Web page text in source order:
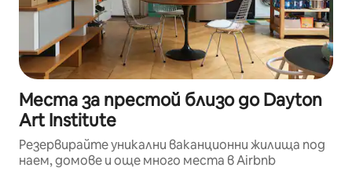
Места за престой близо до Dayton
Art Institute
Резервирайте уникални ваканционни жилища под
наем, домове и още много места в Airbnb